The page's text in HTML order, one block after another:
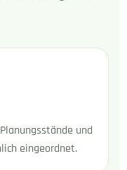
und
eingeordnet.